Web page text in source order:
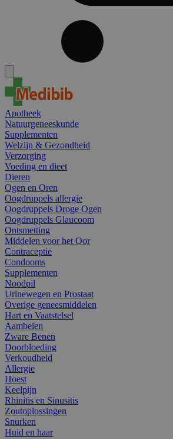
Apotheek
Natuurgeneeskunde
Supplementen
Welzijn & Gezondheid
Verzorging
Voeding en dieet
Dieren
Ogen en Oren
Oogdruppels allergie
Oogdruppels Droge Ogen
Oogdruppels Glaucoom
Ontsmetting
Middelen voor het Oor
Contraceptie
Condooms
Supplementen
Noodpil
Urinewegen en Prostaat
Overige geneesmiddelen
Hart en Vaatstelsel
Aambeien
Zware Benen
Doorbloeding
Verkoudheid
Allergie
Hoest
Keelpijn
Rhinitis en Sinusitis
Zoutoplossingen
Snurken
Huid en haar